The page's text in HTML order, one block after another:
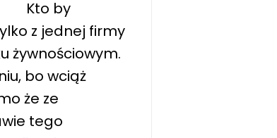
Kto by
z jednej firmy
żywnościowym.
bo wciąż
że ze
tego